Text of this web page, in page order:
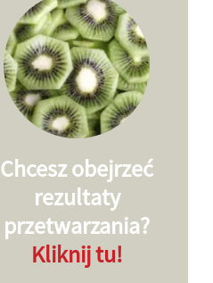
Chcesz obejrzeć
rezultaty
przetwarzania?
Kliknij tu!